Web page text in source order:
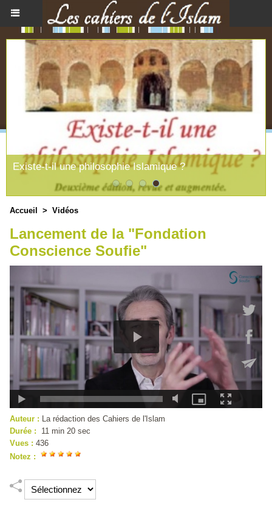
Existe-t-il une philosophie Islamique ?
Accueil > Vidéos
Lancement de la "Fondation
Conscience Soufie"
Auteur : La rédaction des Cahiers de l'Islam
Durée :
11 min 20 sec
Vues : 436
Notez :